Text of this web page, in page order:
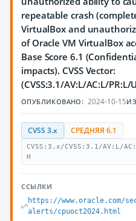
repeatable crash
VirtualBox and
of Oracle VM VirtualBox
Base Score 6.1
impacts). CVSS Vector:
(CVSS:3.1/AV:L/AC:L/
ОПУБЛИКОВАНО: 2024-10-15
CVSS 3.x СРЕДНЯЯ 6.1
CVSS:3.x/CVSS:3.1/AV:L/
H
ССЫЛКИ
https://www.oracle.com/
alerts/cpuoct2024.html